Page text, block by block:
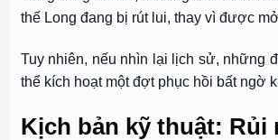
thế Long đang bị rút lui, thay vì được
Tuy nhiên, nếu nhìn lại lịch sử, những
thể kích hoạt một đợt phục hồi bất ngờ
Kịch bản kỹ thuật: Rủi